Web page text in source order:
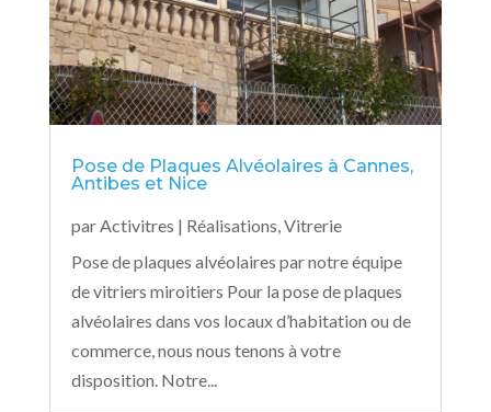
Pose de Plaques Alvéolaires à Cannes,
Antibes et Nice
parActivitres | Réalisations,Vitrerie
Pose de plaques alvéolaires par notre équipe
de vitriers miroitiers Pour la pose de plaques
alvéolaires dans vos locaux d’habitation ou de
commerce, nous nous tenons à votre
disposition. Notre...